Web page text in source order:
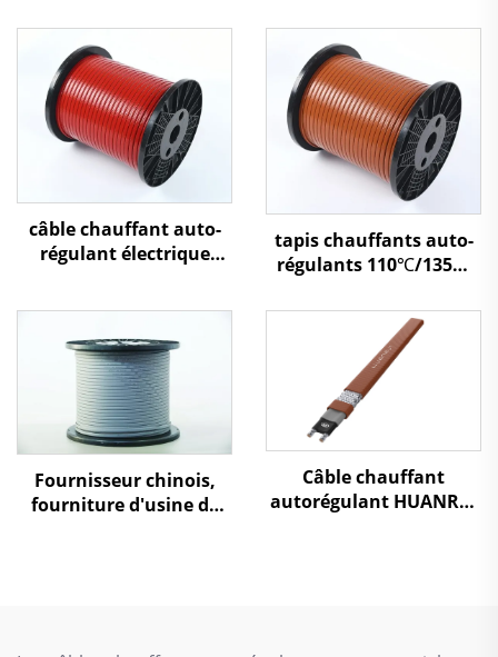
câble chauffant auto-
régulant électrique
tapis chauffants auto-
régulants 110℃/135℃
V, câble chauffant
électrique
Fournisseur chinois,
fourniture d'usine de
Câble chauffant
autorégulant HUANRUI